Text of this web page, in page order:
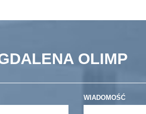
OLIMP
WIADOMOŚĆ